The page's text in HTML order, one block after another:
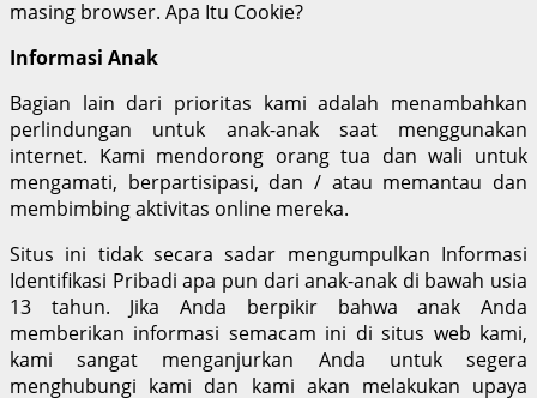
masing browser. Apa Itu Cookie?
Informasi Anak
Bagian lain dari prioritas kami adalah menambahkan
perlindungan untuk anak-anak saat menggunakan
internet. Kami mendorong orang tua dan wali untuk
mengamati, berpartisipasi, dan / atau memantau dan
membimbing aktivitas online mereka.
Situs ini tidak secara sadar mengumpulkan Informasi
Identifikasi Pribadi apa pun dari anak-anak di bawah usia
13 tahun. Jika Anda berpikir bahwa anak Anda
memberikan informasi semacam ini di situs web kami,
kami sangat menganjurkan Anda untuk segera
menghubungi kami dan kami akan melakukan upaya